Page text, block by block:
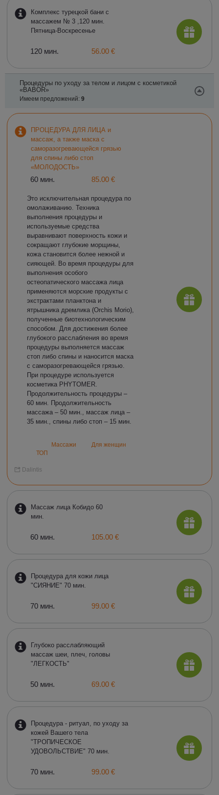
Комплекс турецкой бани с
массажем № 3 ,120 мин.
Пятница-Воскресенье
120 мин. 56.00 €
Процедуры по уходу за телом и лицом с косметикой
«BABOR»
Имеем предложений: 9
ПРОЦЕДУРА ДЛЯ ЛИЦА и
массаж, а также маска с
саморазогревающейся грязью
для спины либо стоп
«МОЛОДОСТЬ»
60 мин. 85.00 €
Это исключительная процедура по
омолаживанию. Техника
выполнения процедуры и
используемые средства
выравнивают поверхность кожи и
сокращают глубокие морщины,
кожа становится более нежной и
сияющей. Во время процедуры для
выполнения особого
остеопатического массажа лица
применяются морские продукты с
экстрактами планктона и
ятрышника дремлика (Orchis Morio),
полученные биотехнологическим
способом. Для достижения более
глубокого расслабления во время
процедуры выполняется массаж
стоп либо спины и наносится маска
с саморазогревающейся грязью.
При процедуре используется
косметика PHYTOMER.
Продолжительность процедуры –
60 мин. Продолжительность
массажа – 50 мин., массаж лица –
35 мин., спины либо стоп – 15 мин.
Массажи
Для женщин
ТОП
Dalintis
Массаж лица Кобидо 60
мин.
60 мин. 105.00 €
Процедура для кожи лица
"СИЯНИЕ" 70 мин.
70 мин. 99.00 €
Глубоко расслабляющий
массаж шеи, плеч, головы
"ЛЕГКОСТЬ"
50 мин. 69.00 €
Процедура - ритуал, по уходу за
кожей Вашего тела
"ТРОПИЧЕСКОЕ
УДОВОЛЬСТВИЕ" 70 мин.
70 мин. 99.00 €